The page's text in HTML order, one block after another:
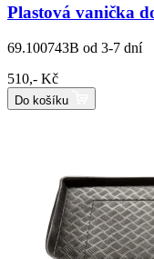
Plastová vanička
69.100743B od 3-7 dní
510,- Kč
Do košíku